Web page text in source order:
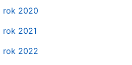
rok 2020
rok 2021
rok 2022